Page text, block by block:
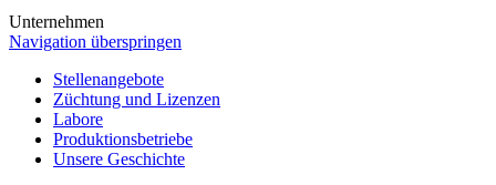
Unternehmen
Navigation überspringen
Stellenangebote
Züchtung und Lizenzen
Labore
Produktionsbetriebe
Unsere Geschichte